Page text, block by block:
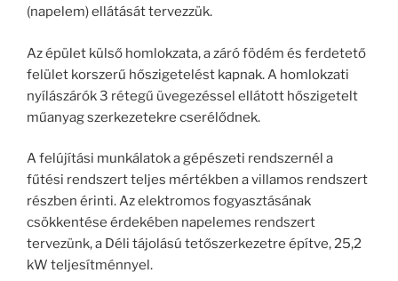
(napelem) ellátását tervezzük.
Az épület külső homlokzata, a záró födém és ferdetető
felület korszerű hőszigetelést kapnak. A homlokzati
nyílászárók 3 rétegű üvegezéssel ellátott hőszigetelt
műanyag szerkezetekre cserélődnek.
A felújítási munkálatok a gépészeti rendszernél a
fűtési rendszert teljes mértékben a villamos rendszert
részben érinti. Az elektromos fogyasztásának
csökkentése érdekében napelemes rendszert
tervezünk, a Déli tájolású tetőszerkezetre építve, 25,2
kW teljesítménnyel.